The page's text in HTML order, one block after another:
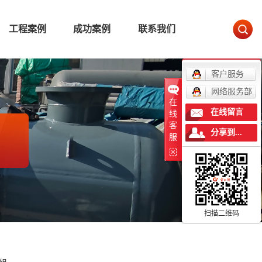
工程案例 成功案例 联系我们
在
线
客
服
客户服务
网络服务部
在线留言
分享到...
扫描二维码